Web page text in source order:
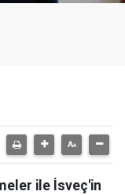
ile İsveç'in